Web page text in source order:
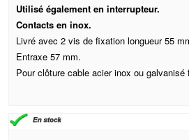
Utilisé également en interrupteur.
Contacts en inox.
Livré avec 2 vis de fixation longueur 55
Entraxe 57 mm.
Pour clôture cable acier inox ou